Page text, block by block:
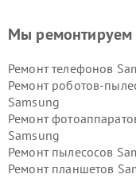
Мы ремонтируем
Ремонт телефонов
Ремонт роботов-
Samsung
Ремонт
Samsung
Ремонт пылесосов
Ремонт планшетов